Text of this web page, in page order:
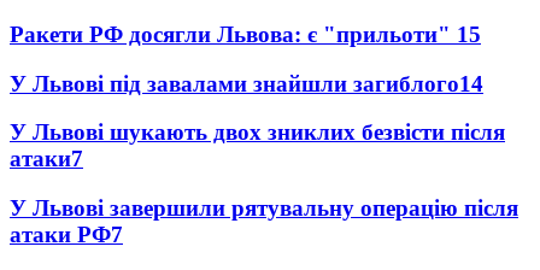
Ракети РФ досягли Львова: є "прильоти" 15
У Львові під завалами знайшли загиблого14
У Львові шукають двох зниклих безвісти після
атаки7
У Львові завершили рятувальну операцію після
атаки РФ7